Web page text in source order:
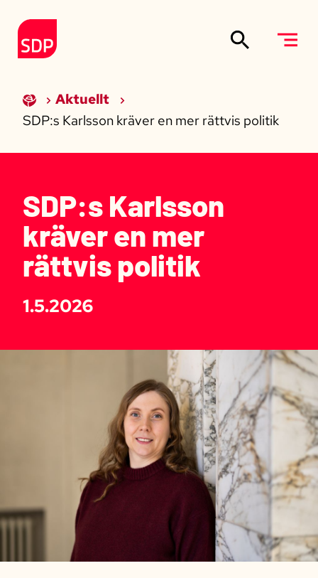
Till förstasidan
Aktuellt
SDP:s Karlsson kräver en mer rättvis politik
SDP:s Karlsson
kräver en mer
rättvis politik
1.5.2026